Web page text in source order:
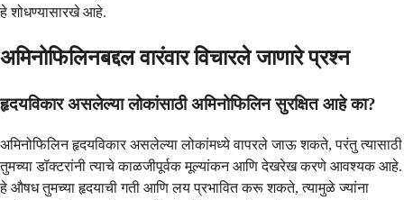
हे शोधण्यासारखे आहे.
अमिनोफिलिनबद्दल वारंवार विचारले जाणारे प्रश्न
हृदयविकार असलेल्या लोकांसाठी अमिनोफिलिन सुरक्षित आहे का?
अमिनोफिलिन हृदयविकार असलेल्या लोकांमध्ये वापरले जाऊ शकते, परंतु त्यासाठी
तुमच्या डॉक्टरांनी त्याचे काळजीपूर्वक मूल्यांकन आणि देखरेख करणे आवश्यक आहे.
हे औषध तुमच्या हृदयाची गती आणि लय प्रभावित करू शकते, त्यामुळे ज्यांना